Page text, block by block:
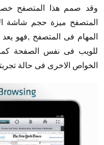
وقد صمم هذا المتصفح
المتصفح ميزة حجم شاشة
المهام فى المتصفح ,فهو
للويب فى نفس الصفحة
الخواص الاخرى فى حالة